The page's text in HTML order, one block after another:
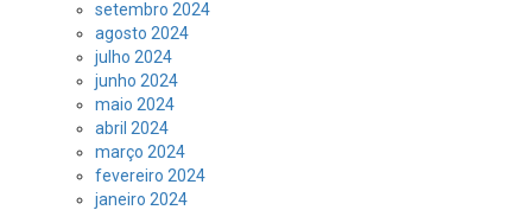
setembro 2024
agosto 2024
julho 2024
junho 2024
maio 2024
abril 2024
março 2024
fevereiro 2024
janeiro 2024